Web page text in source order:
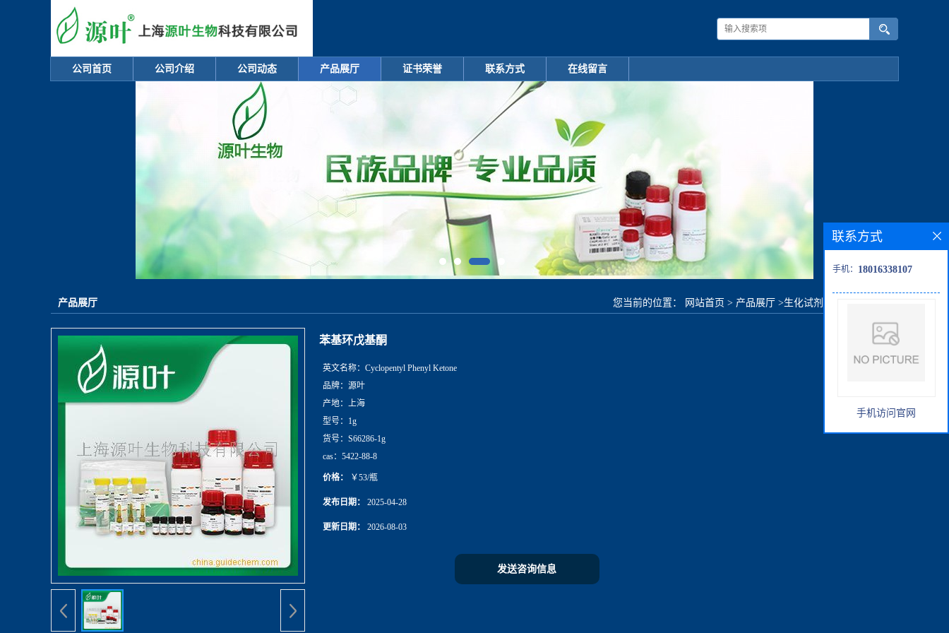
公司首页 公司介绍 公司动态 产品展厅 证书荣誉 联系方式 在线留言
产品展厅 您当前的位置： 网站首页 > 产品展厅 >生化试剂
苯基环戊基酮
英文名称： Cyclopentyl Phenyl Ketone
品牌： 源叶
产地： 上海
型号： 1g
货号： S66286-1g
cas： 5422-88-8
价格： ￥53/瓶
发布日期： 2025-04-28
更新日期： 2026-08-03
发送咨询信息
联系方式
手机： 18016338107
手机访问官网